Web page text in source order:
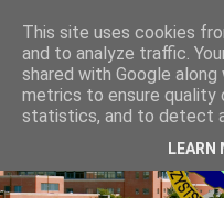
This site uses cookies
and to analyze traffic.
shared with Google
metrics to ensure quality
statistics, and to detect
LEARN